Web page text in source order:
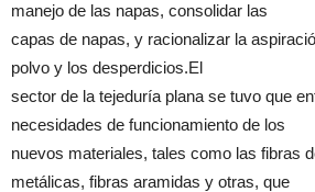
manejo de las napas, consolidar las
capas de napas, y racionalizar la
polvo y los desperdicios.El
sector de la tejeduría plana se tuvo que
necesidades de funcionamiento de los
nuevos materiales, tales como las fibras
metálicas, fibras aramidas y otras, que